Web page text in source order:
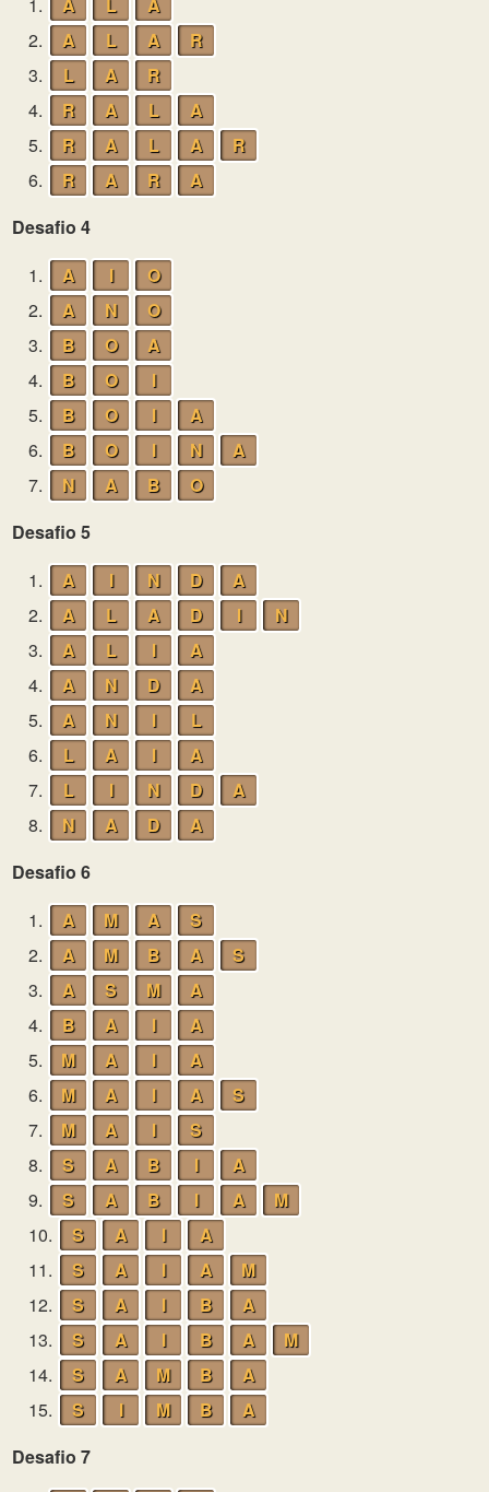
2.
A L A
R
3.
L A
R
4.
R A L
A
5.
R A L A
R
6.
R A R
A
Desafio 4
1.
A I
O
2.
A N
O
3.
B O
A
4.
B O
I
5.
B O I
A
6.
B O I N
A
7.
N A B
O
Desafio 5
1.
A I N D
A
2.
A L A D I
N
3.
A L I
A
4.
A N D
A
5.
A N I
L
6.
L A I
A
7.
L I N D
A
8.
N A D
A
Desafio 6
1.
A M A
S
2.
A M B A
S
3.
A S M
A
4.
B A I
A
5.
M A I
A
6.
M A I A
S
7.
M A I
S
8.
S A B I
A
9.
S A B I A
M
10.
S A I
A
11.
S A I A
M
12.
S A I B
A
13.
S A I B A
M
14.
S A M B
A
15.
S I M B
A
Desafio 7